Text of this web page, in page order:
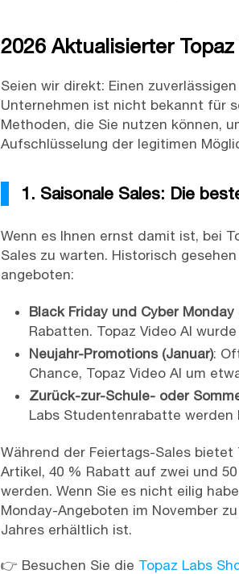
2026 Aktualisierter
Seien wir direkt: Einen zuverlässigen
Unternehmen ist nicht bekannt für
Methoden, die Sie nutzen können,
Aufschlüsselung der legitimen
1. Saisonale Sales: Die
Wenn es Ihnen ernst damit ist, bei
Sales zu warten. Historisch
angeboten:
Black Friday und Cyber Monday
Rabatten. Topaz Video AI
Neujahr-Promotions (Januar):
Chance, Topaz Video AI um
Zurück-zur-Schule- oder
Labs Studentenrabatte werden
Während der Feiertags-Sales
Artikel, 40 % Rabatt auf zwei und
werden. Wenn Sie es nicht eilig
Monday-Angeboten im November
Jahres erhältlich ist.
👉 Besuchen Sie die Topaz Labs